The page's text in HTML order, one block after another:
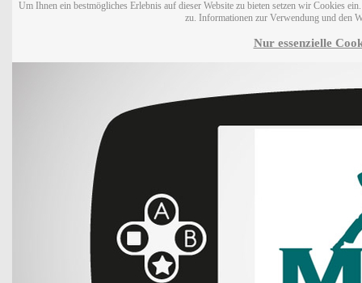
Um Ihnen ein bestmögliches Erlebnis auf dieser Website zu bieten setzen wir Cookies
zu. Informationen zur Verwendung und den
Nur essenzielle